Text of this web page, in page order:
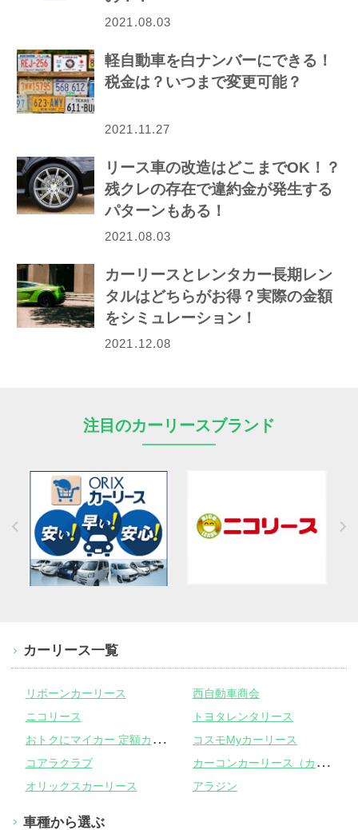
2021.08.03
軽自動車を白ナンバーにできる！
税金は？いつまで変更可能？
2021.11.27
リース車の改造はどこまでOK！？
残クレの存在で違約金が発生する
パターンもある！
2021.08.03
カーリースとレンタカー長期レン
タルはどちらがお得？実際の金額
をシミュレーション！
2021.12.08
注目のカーリースブランド
カーリース一覧
リボーンカーリース
西自動車商会
ニコリース
トヨタレンタリース
お
トクにマイカー 定額カルモくん
コスモMyカーリース
コアラクラブ
カ
ーコンカーリース（カーコンビニ倶楽部）
オリックスカーリース アラジン
車種から選ぶ